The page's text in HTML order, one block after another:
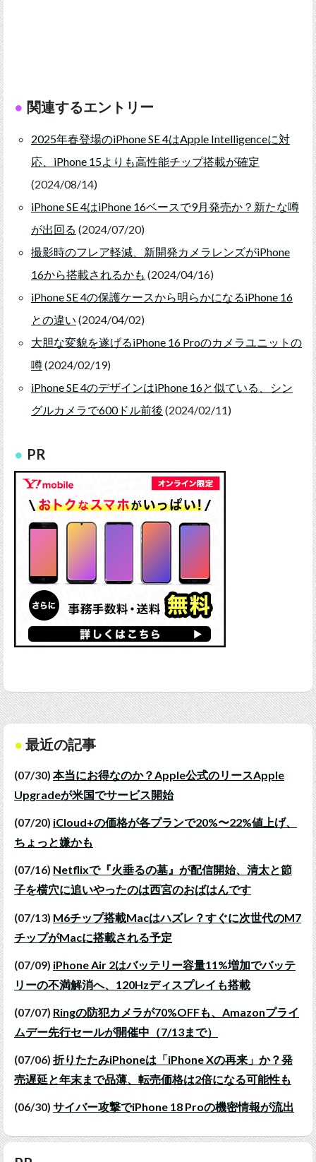
関連するエントリー
2025年春登場のiPhone SE 4はApple Intelligenceに対
応、iPhone 15よりも高性能チップ搭載が確定
(2024/08/14)
iPhone SE 4はiPhone 16ベースで9月発売か？新たな噂
が出回る (2024/07/20)
撮影時のフレア軽減、新開発カメラレンズがiPhone
16から搭載されるかも (2024/04/16)
iPhone SE 4の保護ケースから明らかになるiPhone 16
との違い (2024/04/02)
大胆な変貌を遂げるiPhone 16 Proのカメラユニットの
噂(2024/02/19)
iPhone SE 4のデザインはiPhone 16と似ている、シン
グルカメラで600ドル前後 (2024/02/11)
PR
最近の記事
(07/30) 本当にお得なのか？Apple公式のリースApple
Upgradeが米国でサービス開始
(07/20) iCloud+の価格が各プランで20%〜22%値上げ、
ちょっと嫌かも
(07/16) Netflixで『火垂るの墓』が配信開始、清太と節
子を横穴に追いやったのは西宮のおばはんです
(07/13) M6チップ搭載Macはハズレ？すぐに次世代のM7
チップがMacに搭載される予定
(07/09) iPhone Air 2はバッテリー容量11%増加でバッテ
リーの不満解消へ、120Hzディスプレイも搭載
(07/07) Ringの防犯カメラが70%OFFも、Amazonプライ
ムデー先行セールが開催中（7/13まで）
(07/06) 折りたたみiPhoneは「iPhone Xの再来」か？発
売遅延と年末まで品薄、転売価格は2倍になる可能性も
(06/30) サイバー攻撃でiPhone 18 Proの機密情報が流出